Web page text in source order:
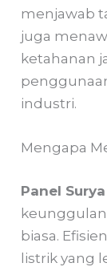
menjawab
juga
ketahanan
industri.
Mengapa
Panel
biasa.
listrik yang